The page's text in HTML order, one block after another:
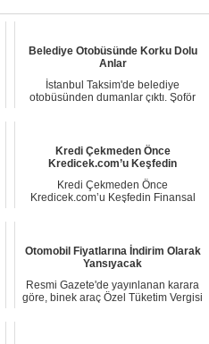
Belediye Otobüsünde Korku Dolu
Anlar
İstanbul Taksim'de belediye
otobüsünden dumanlar çıktı. Şoför
Kredi Çekmeden Önce
Kredicek.com’u Keşfedin
Kredi Çekmeden Önce
Kredicek.com’u Keşfedin Finansal
Otomobil Fiyatlarına İndirim Olarak
Yansıyacak
Resmi Gazete'de yayınlanan karara
göre, binek araç Özel Tüketim Vergisi